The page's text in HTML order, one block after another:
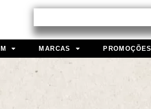
MARCAS PROMOÇÕES